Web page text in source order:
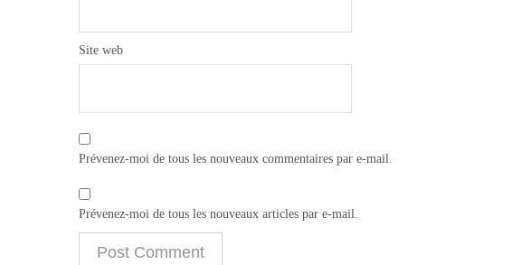
Site web
Prévenez-moi de tous les nouveaux commentaires par e-mail.
Prévenez-moi de tous les nouveaux articles par e-mail.